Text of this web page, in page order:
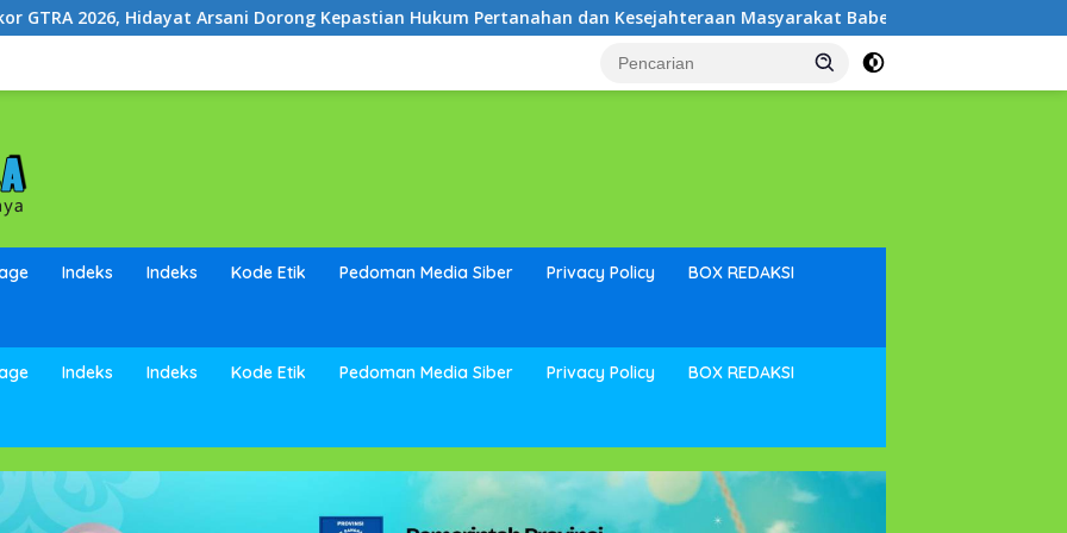
Dorong Kepastian Hukum Pertanahan dan Kesejahteraan Masyarakat Babel Peringati Hari Mangrove Sedunia,
Indeks Indeks Kode Etik Pedoman Media Siber Privacy Policy BOX REDAKSI
Indeks Indeks Kode Etik Pedoman Media Siber Privacy Policy BOX REDAKSI